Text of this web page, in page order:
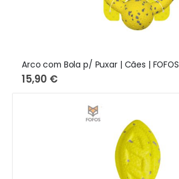
Arco com Bola p/ Puxar | Cães | FOFOS
15,90 €